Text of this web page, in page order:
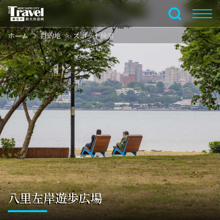
メ
イ
ン
コ
ン
テ
ン
ツ
セ
ク
シ
ョ
ン
に
行
く
全文検索
ホーム 目的地 スポット検索
八里左岸遊歩広場